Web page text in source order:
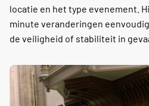
locatie en het type evenement.
minute veranderingen
de veiligheid of stabiliteit in